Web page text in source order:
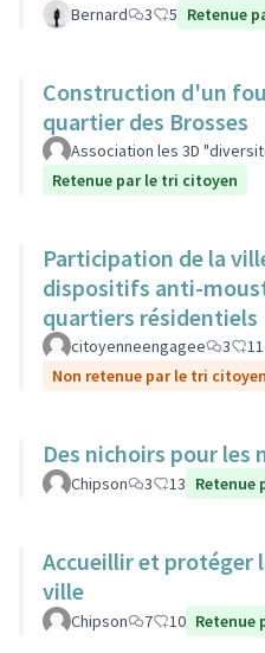
Bernard 3 5 Retenue
Construction d'un
quartier des Brosses
Association les 3D
Retenue par le tri citoyen
Participation de la
dispositifs anti-
quartiers résidentiels
citoyenneengagee 3
11
Non retenue par le tri citoyen
Des nichoirs pour les
Chipson 3 13 Retenue
Accueillir et protéger
ville
Chipson 7 10 Retenue